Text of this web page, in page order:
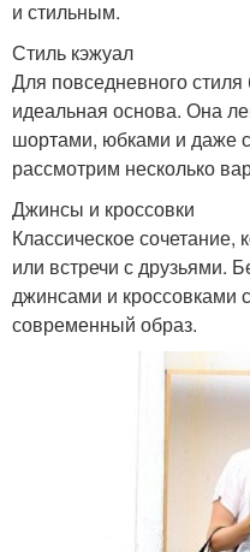
и стильным.
Стиль кэжуал
Для повседневного
идеальная основа. Она
шортами, юбками и даже
рассмотрим несколько
Джинсы и кроссовки
Классическое сочетание,
или встречи с друзьями.
джинсами и кроссовками
современный образ.